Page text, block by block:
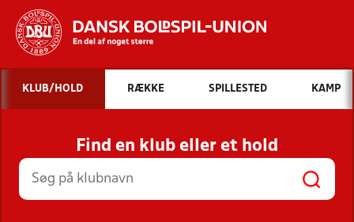
Hvad vil du søge efter?
INDHOLD OG NYHEDER
STILLINGER, RESULTATER, KLUBBER OG
HOLD
KLUB/HOLD RÆKKE SPILLESTED KAMP
Find en klub eller et hold